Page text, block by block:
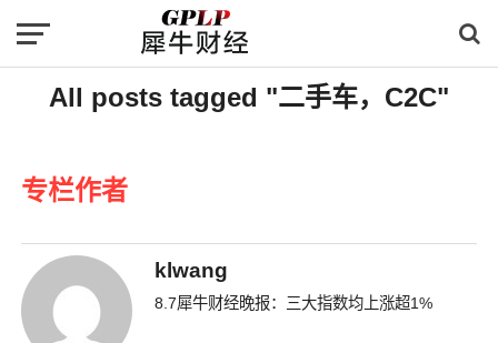
All posts tagged "二手车，C2C"
专栏作者
klwang
8.7犀牛财经晚报：三大指数均上涨超1%